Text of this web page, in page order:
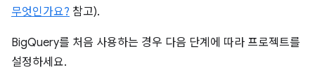
무엇인가요? 참고).
BigQuery를 처음 사용하는 경우 다음 단계에 따라 프로젝트를
설정하세요.